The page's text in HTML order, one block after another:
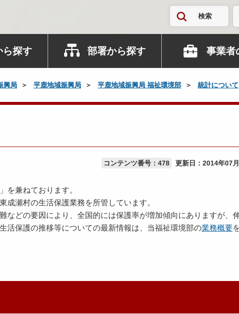
検索
ら探す 部署から探す 事業者
興局 平鹿地域振興局 平鹿地域振興局 福祉環境部 統計について
コンテンツ番号：478 更新日： 2014年07
を兼ねております。
成瀬村の生活保護業務を所管しています。
などの要因により、全国的には保護率が増加傾向にありますが、
活保護の推移等についての最新情報は、当福祉環境部の業務概要